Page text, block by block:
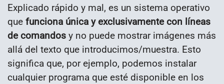
Explicado rápido y mal, es un sistema operativo
que funciona única y exclusivamente con líneas
de comandos y no puede mostrar imágenes más
allá del texto que introducimos/muestra. Esto
significa que, por ejemplo, podemos instalar
cualquier programa que esté disponible en los